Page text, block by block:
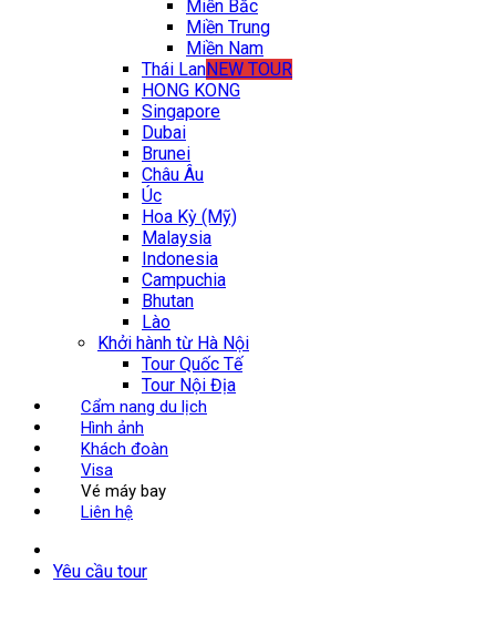
Miền Bắc
Miền Trung
Miền Nam
Thái LanNEW TOUR
HONG KONG
Singapore
Dubai
Brunei
Châu Âu
Úc
Hoa Kỳ (Mỹ)
Malaysia
Indonesia
Campuchia
Bhutan
Lào
Khởi hành từ Hà Nội
Tour Quốc Tế
Tour Nội Địa
Cẩm nang du lịch
Hình ảnh
Khách đoàn
Visa
Vé máy bay
Liên hệ
Yêu cầu tour